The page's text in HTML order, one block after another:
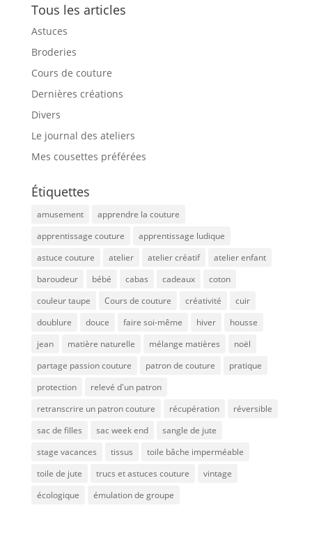
Tous les articles
Astuces
Broderies
Cours de couture
Dernières créations
Divers
Le journal des ateliers
Mes cousettes préférées
Étiquettes
amusement
apprendre la couture
apprentissage couture
apprentissage ludique
astuce couture
atelier atelier créatif
atelier enfant
baroudeur
bébé cabas cadeaux
coton
couleur taupe
Cours de couture créativité
cuir
doublure
douce faire soi-même hiver
housse
jean
matière naturelle mélange matières
noël
partage passion couture
patron de couture
pratique
protection
relevé d'un patron
retranscrire un patron couture
récupération
réversible
sac de filles
sac week end
sangle de jute
stage vacances
tissus
toile bâche imperméable
toile de jute
trucs et astuces couture
vintage
écologique
émulation de groupe